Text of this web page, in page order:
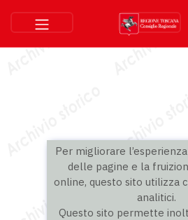
Per migliorare
delle pagine e la
online, questo sito utilizza
analitici.
Questo sito permette